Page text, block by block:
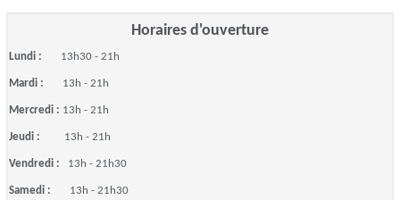
Horaires d'ouverture
Lundi : 13h30 - 21h
Mardi : 13h - 21h
Mercredi : 13h - 21h
Jeudi : 13h - 21h
Vendredi : 13h - 21h30
Samedi : 13h - 21h30